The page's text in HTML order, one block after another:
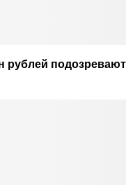
рублей подозревают